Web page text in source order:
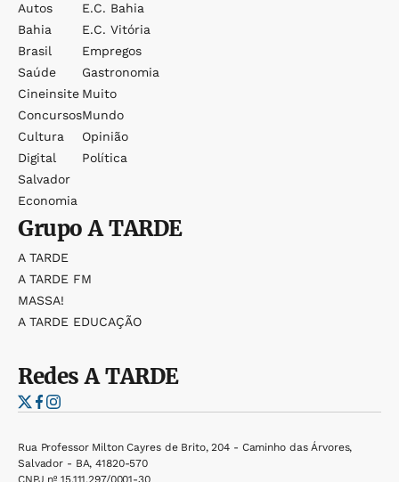
Autos
Bahia
Brasil
Saúde
Cineinsite
Concursos
Cultura
Digital
Salvador
Economia
E.c. Bahia
E.c. Vitória
Empregos
Gastronomia
Muito
Mundo
Opinião
Política
GrupoA TARDE
A TARDE
A TARDE FM
MASSA!
A TARDE EDUCAÇÃO
RedesA TARDE
Rua Professor Milton Cayres de Brito, 204 - Caminho das Árvores,
Salvador - BA, 41820-570
CNPJ nº 15.111.297/0001-30